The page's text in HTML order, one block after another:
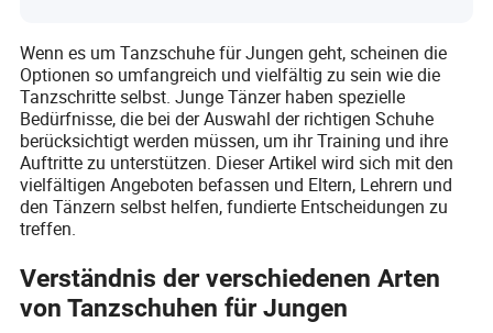
Wenn es um Tanzschuhe für Jungen geht, scheinen die
Optionen so umfangreich und vielfältig zu sein wie die
Tanzschritte selbst. Junge Tänzer haben spezielle
Bedürfnisse, die bei der Auswahl der richtigen Schuhe
berücksichtigt werden müssen, um ihr Training und ihre
Auftritte zu unterstützen. Dieser Artikel wird sich mit den
vielfältigen Angeboten befassen und Eltern, Lehrern und
den Tänzern selbst helfen, fundierte Entscheidungen zu
treffen.
Verständnis der verschiedenen Arten
von Tanzschuhen für Jungen